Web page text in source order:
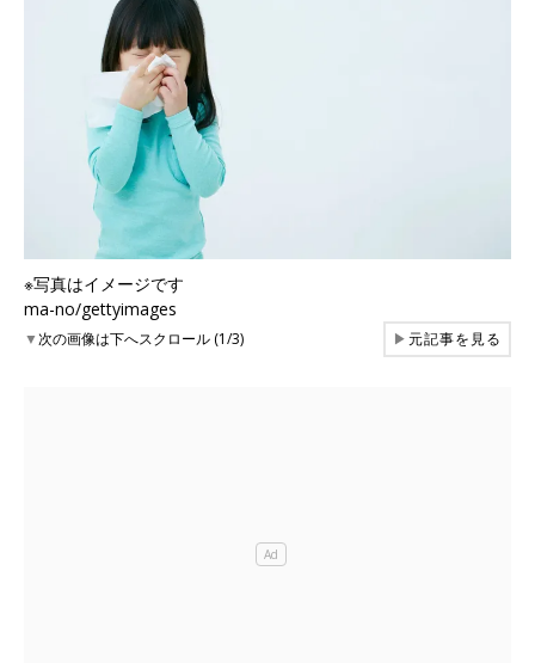
※写真はイメージです
ma-no/gettyimages
▼次の画像は下へスクロール (1/3) ▶元記事を見る